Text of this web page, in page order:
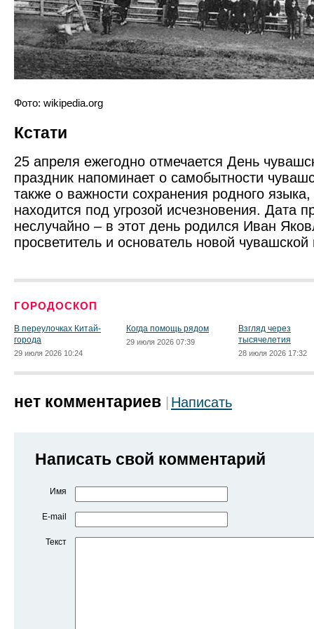
Фото: wikipedia.org
Кстати
25 апреля ежегодно отмечается День
праздник напоминает о самобытности
также о важности сохранения родного
находится под угрозой исчезновения. Дата
неслучайно – в этот день родился Иван
просветитель и основатель новой
ГОРОДОСКОП
В переулочках Китай-
города
29 июля 2026 10:24
Когда помощь рядом
29 июля 2026 07:39
Взгляд через
тысячелетия
28 июля 2026 17:32
нет комментариев Написать
Написать свой комментарий
Имя
E-mail
Текст